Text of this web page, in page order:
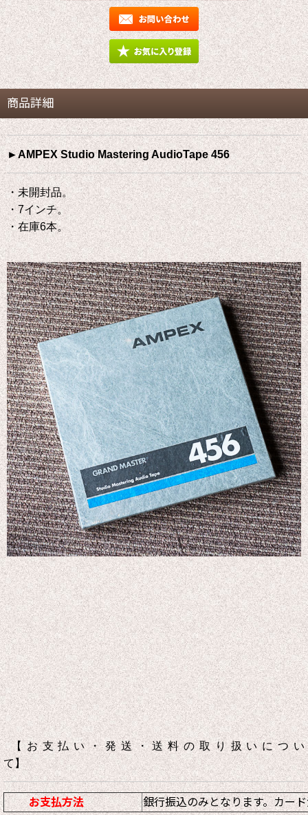
商品詳細
►AMPEX Studio Mastering AudioTape 456
・未開封品。
・7インチ。
・在庫6本。
【お支払い・発送・送料の取り扱いについ
て】
お支払方法 銀行振込のみとなります。カー